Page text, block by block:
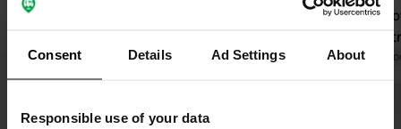
Consent Details Ad Settings About
Responsible use of your data
notte. Siamo arrivati nel primo
pomeriggio e il campo era vuoto, ma
Tradotto da GoogleMostra originale
recintato
proprio
ampio
Tradotto da
Visualizza tutte le 39 recensioni